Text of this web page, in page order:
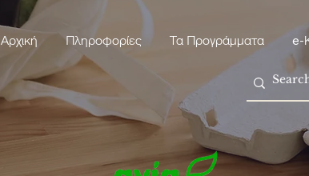
Αρχική Πληροφορίες Τα Προγράμματα e-